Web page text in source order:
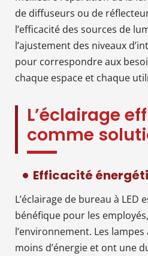
de diffuseurs ou de
l’efficacité des sources de
l’ajustement des niveaux
pour correspondre aux
chaque espace et chaque
L’éclairage
comme
Efficacité
L’éclairage de bureau à LED
bénéfique pour les
l’environnement. Les
moins d’énergie et ont une